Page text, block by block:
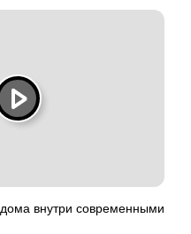
внутри современными